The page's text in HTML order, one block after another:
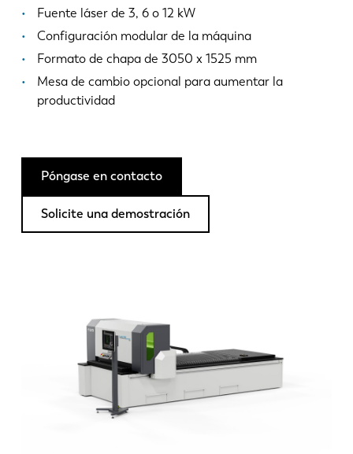
Fuente láser de 3, 6 o 12 kW
Configuración modular de la máquina
Formato de chapa de 3050 x 1525 mm
Mesa de cambio opcional para aumentar la
productividad
Póngase en contacto
Solicite una demostración
Sobre LVD
Noticias
Descubra LVD
Testimonios
Eventos
Industrias y soluciones
Vacantes
Contacto